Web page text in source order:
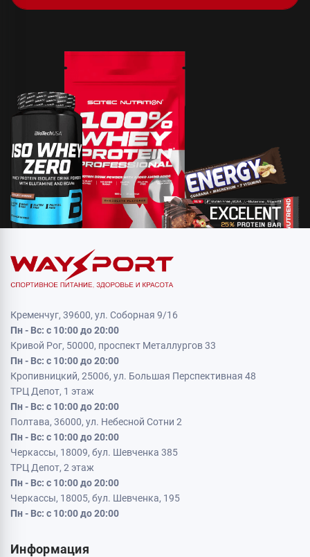
Кременчуг, 39600, ул. Соборная 9/16
Пн - Вс: с 10:00 до 20:00
Кривой Рог, 50000, проспект Металлургов 33
Пн - Вс: с 10:00 до 20:00
Кропивницкий, 25006, ул. Большая Перспективная 48
ТРЦ Депот, 1 этаж
Пн - Вс: с 10:00 до 20:00
Полтава, 36000, ул. Небесной Сотни 2
Пн - Вс: с 10:00 до 20:00
Черкассы, 18009, бул. Шевченка 385
ТРЦ Депот, 2 этаж
Пн - Вс: с 10:00 до 20:00
Черкассы, 18005, бул. Шевченка, 195
Пн - Вс: с 10:00 до 20:00
Информация